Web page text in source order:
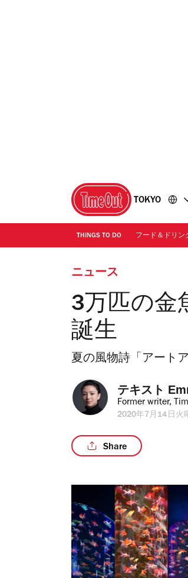
TOKYO
THINGS TO DO フード＆ドリン
ニュース
3万匹の金
誕生
夏の風物詩「アート
テキスト
Former writer,
2020年7月14日火
Share